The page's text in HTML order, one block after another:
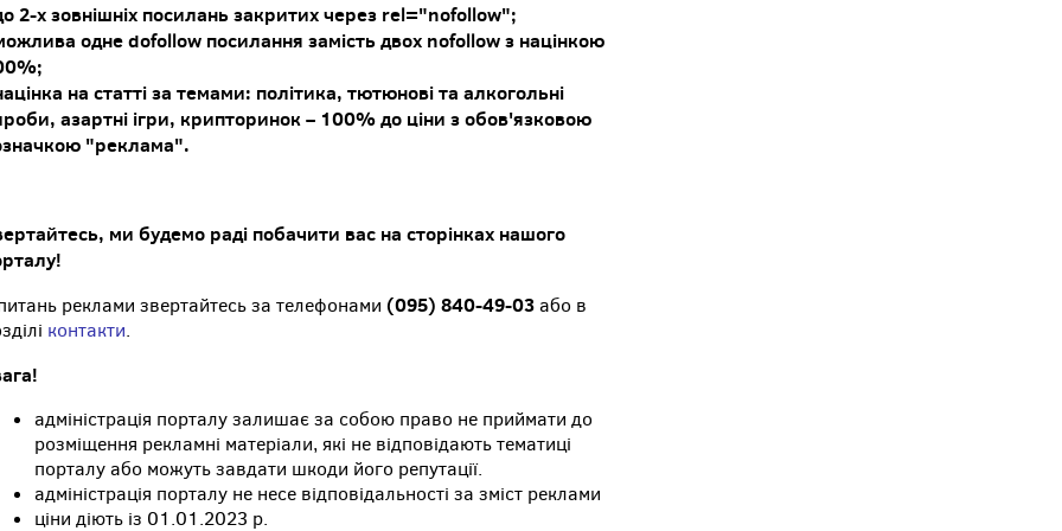
2-х зовнішніх посилань закритих через rel="nofollow";
одне dofollow посилання замість двох nofollow з націнкою
на статті за темами: політика, тютюнові та алкогольні
азартні ігри, крипторинок – 100% до ціни з обов'язковою
"реклама".
ми будемо раді побачити вас на сторінках нашого
реклами звертайтесь за телефонами (095) 840-49-03або в
контакти.
адміністрація порталу залишає за собою право не приймати до
розміщення рекламні матеріали, які не відповідають тематиці
порталу або можуть завдати шкоди його репутації.
адміністрація порталу не несе відповідальності за зміст реклами
ціни діють із 01.01.2023 р.